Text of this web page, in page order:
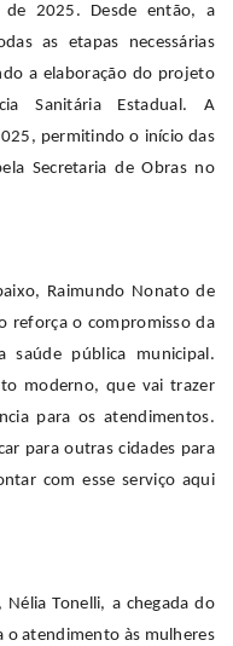
2025. Desde então, a
as etapas necessárias
a elaboração do projeto
Sanitária Estadual. A
permitindo o início das
Secretaria de Obras no
Raimundo Nonato de
reforça o compromisso da
saúde pública municipal.
moderno, que vai trazer
para os atendimentos.
para outras cidades para
com esse serviço aqui
Nélia Tonelli, a chegada do
o atendimento às mulheres